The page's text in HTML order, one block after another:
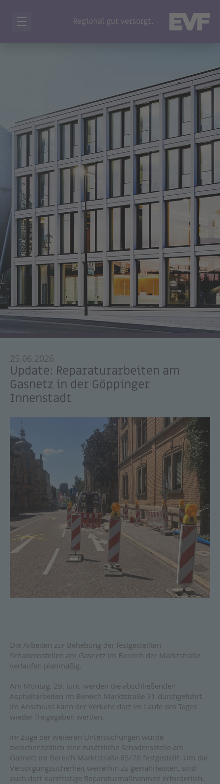
25.06.2026
Update: Reparaturarbeiten am
Gasnetz in der Göppinger
Innenstadt
Die Arbeiten zur Behebung der festgestellten
Schadensstellen am Gasnetz im Bereich der Marktstraße
verlaufen planmäßig.
Am Montag, 29. Juni, werden die abschließenden
Asphaltarbeiten im Bereich Marktstraße 31 durchgeführt.
Im Anschluss kann der Verkehr dort im Laufe des Tages
wieder freigegeben werden.
Im Zuge der weiteren Untersuchungen wurde
zwischenzeitlich eine zusätzliche Schadensstelle am
Gasnetz im Bereich Marktstraße 65/70 festgestellt. Um die
Versorgungssicherheit weiterhin zu gewährleisten, sind
auch dort kurzfristige Reparaturmaßnahmen erforderlich.